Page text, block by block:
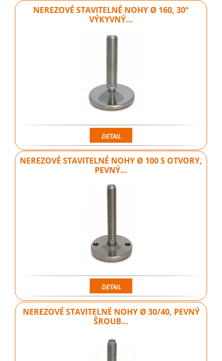
NEREZOVÉ STAVITELNÉ NOHY Ø 160, 30°
VÝKYVNÝ…
DETAIL
NEREZOVÉ STAVITELNÉ NOHY Ø 100 S OTVORY,
PEVNÝ…
DETAIL
NEREZOVÉ STAVITELNÉ NOHY Ø 30/40, PEVNÝ
ŠROUB…